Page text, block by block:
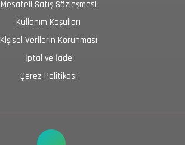
Mesafeli Satış Sözleşmesi
Kullanım Koşulları
Kişisel Verilerin Korunması
İptal ve İade
Çerez Politikası